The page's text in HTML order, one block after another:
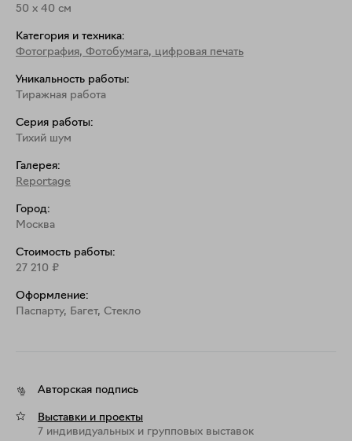
50 x 40 см
Категория и техника:
Фотография, Фотобумага, цифровая печать
Уникальность работы:
Тиражная работа
Серия работы:
Тихий шум
Галерея:
Reportage
Город:
Москва
Стоимость работы:
27 210 ₽
Оформление:
Паспарту, Багет, Стекло
Авторская подпись
Выставки и проекты
7 индивидуальных и групповых выставок